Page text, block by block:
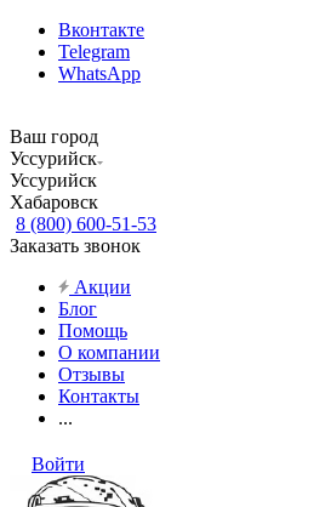
Вконтакте
Telegram
WhatsApp
Ваш город
Уссурийск
Уссурийск
Хабаровск
8 (800) 600-51-53
Заказать звонок
Акции
Блог
Помощь
О компании
Отзывы
Контакты
...
Войти